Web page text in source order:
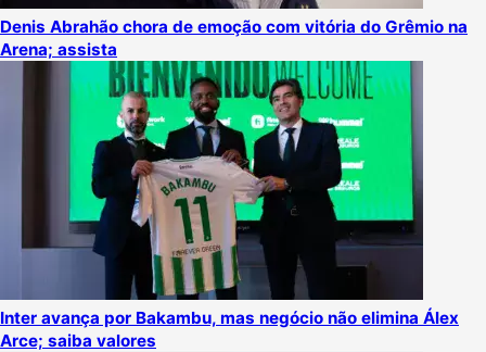
Denis Abrahão chora de emoção com vitória do Grêmio na
Arena; assista
Inter avança por Bakambu, mas negócio não elimina Álex
Arce; saiba valores